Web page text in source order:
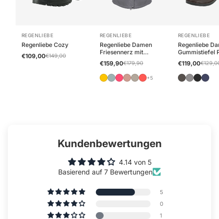
REGENLIEBE
Regenliebe Cozy
€109,00€149,00
REGENLIEBE
Regenliebe Damen
Friesennerz mit
Teddyfleece
€159,90€179,90
+5
REGENLIEBE
Regenliebe
Gummistiefel
Halbschaft
€119,00
Kundenbewertungen
4.14 von 5
Basierend auf 7 Bewertungen
5
0
1